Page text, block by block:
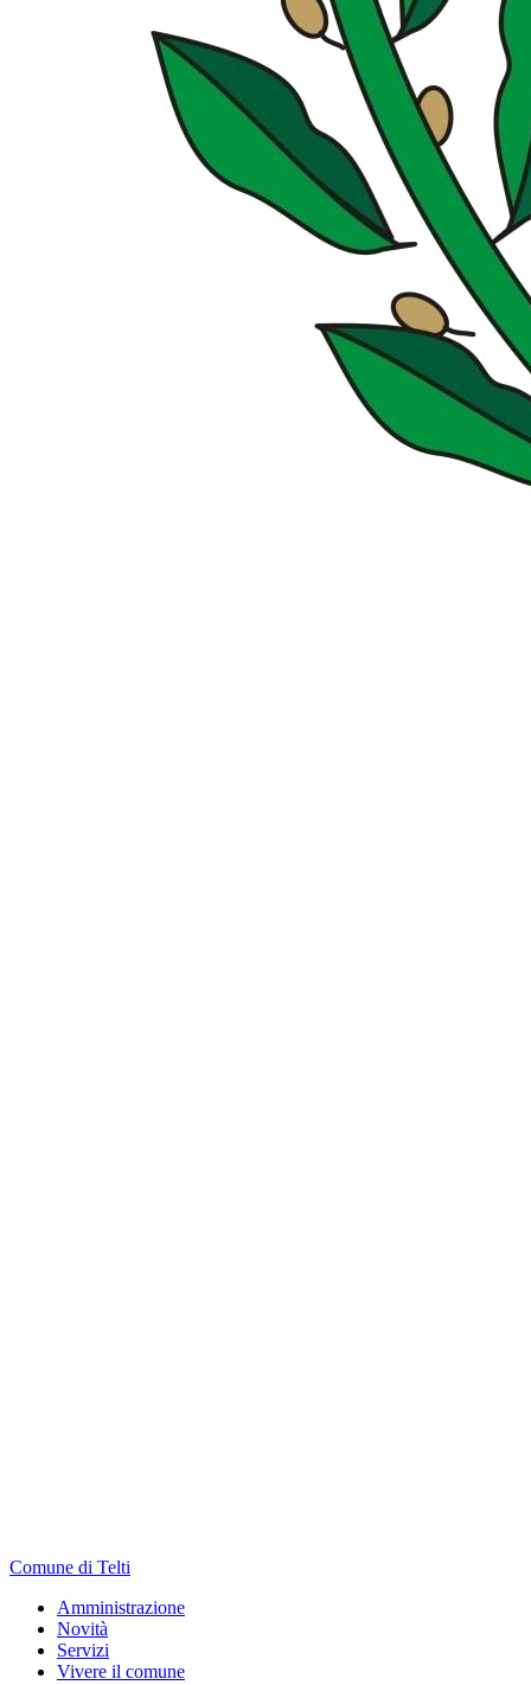
Comune di Telti
Amministrazione
Novità
Servizi
Vivere il comune